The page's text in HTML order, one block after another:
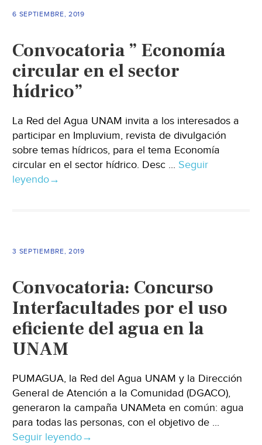
6 SEPTIEMBRE, 2019
Convocatoria ” Economía
circular en el sector
hídrico”
La Red del Agua UNAM invita a los interesados a
participar en Impluvium, revista de divulgación
sobre temas hídricos, para el tema Economía
circular en el sector hídrico. Desc ... Seguir
leyendo→
3 SEPTIEMBRE, 2019
Convocatoria: Concurso
Interfacultades por el uso
eficiente del agua en la
UNAM
PUMAGUA, la Red del Agua UNAM y la Dirección
General de Atención a la Comunidad (DGACO),
generaron la campaña UNAMeta en común: agua
para todas las personas, con el objetivo de ...
Seguir leyendo→